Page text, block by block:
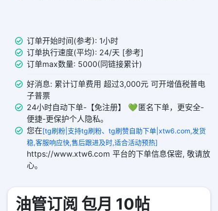
订单开始时间(参考): 1小时
订单执行速度(平均): 24/天 [参考]
订单max数量: 5000(同链接累计)
好消息: 累计订单费用 超过3,000元 可开增值税普电
子普票
24小时自动下单-【免注册】 💚 匿名下单，更安全-
便捷-更保护个人隐私。
您在[tg刷粉|支持tg刷粉、tg刷赞自助下单|xtw6.com,发货
稳,客服响应快,售后跟进及时,适合活动预热]
https://www.xtw6.com 平台的下单信息保密, 敬请放
心。
油管订阅 包月 10帖